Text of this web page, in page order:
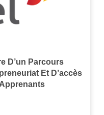
D’un Parcours
Et D’accès